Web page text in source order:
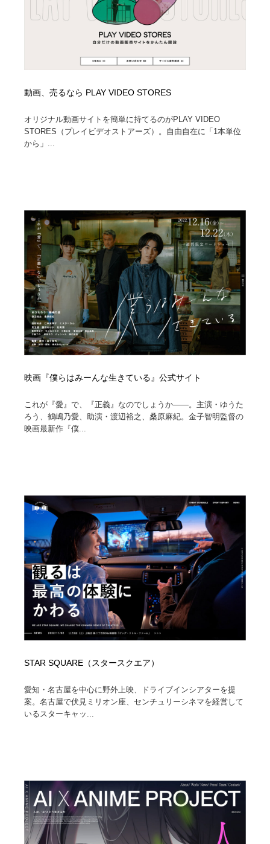
動画、売るなら PLAY VIDEO STORES
オリジナル動画サイトを簡単に持てるのがPLAY VIDEO
STORES（プレイビデオストアーズ）。自由自在に「1本単位
から」...
映画『僕らはみーんな生きている』公式サイト
これが『愛』で、『正義』なのでしょうか――。主演・ゆうた
ろう、鶴嶋乃愛、助演・渡辺裕之、桑原麻紀。金子智明監督の
映画最新作『僕...
STAR SQUARE（スタースクエア）
愛知・名古屋を中心に野外上映、ドライブインシアターを提
案。名古屋で伏見ミリオン座、センチュリーシネマを経営して
いるスターキャッ...